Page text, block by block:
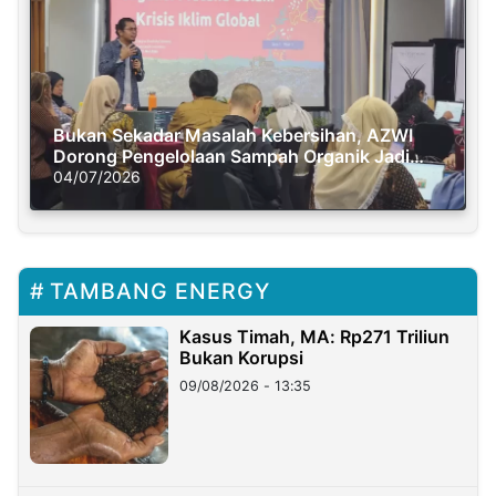
Bukan Sekadar Masalah Kebersihan, AZWI
Dorong Pengelolaan Sampah Organik Jadi
Solusi Krisis Iklim
04/07/2026
TAMBANG ENERGY
Kasus Timah, MA: Rp271 Triliun
Bukan Korupsi
09/08/2026 - 13:35